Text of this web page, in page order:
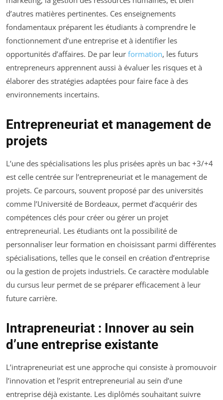
d’autres matières pertinentes. Ces enseignements
fondamentaux préparent les étudiants à comprendre le
fonctionnement d’une entreprise et à identifier les
opportunités d’affaires. De par leur formation, les futurs
entrepreneurs apprennent aussi à évaluer les risques et à
élaborer des stratégies adaptées pour faire face à des
environnements incertains.
Entrepreneuriat et management de
projets
L’une des spécialisations les plus prisées après un bac +3/+4
est celle centrée sur l’entrepreneuriat et le management de
projets. Ce parcours, souvent proposé par des universités
comme l’Université de Bordeaux, permet d’acquérir des
compétences clés pour créer ou gérer un projet
entrepreneurial. Les étudiants ont la possibilité de
personnaliser leur formation en choisissant parmi différentes
spécialisations, telles que le conseil en création d’entreprise
ou la gestion de projets industriels. Ce caractère modulable
du cursus leur permet de se préparer efficacement à leur
future carrière.
Intrapreneuriat : Innover au sein
d’une entreprise existante
L’intrapreneuriat est une approche qui consiste à promouvoir
l’innovation et l’esprit entrepreneurial au sein d’une
entreprise déjà existante. Les diplômés souhaitant suivre